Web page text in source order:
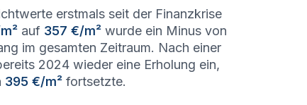
erstmals seit der Finanzkrise
auf 357 €/m² wurde ein Minus von
im gesamten Zeitraum. Nach einer
2024 wieder eine Erholung ein,
395 €/m² fortsetzte.